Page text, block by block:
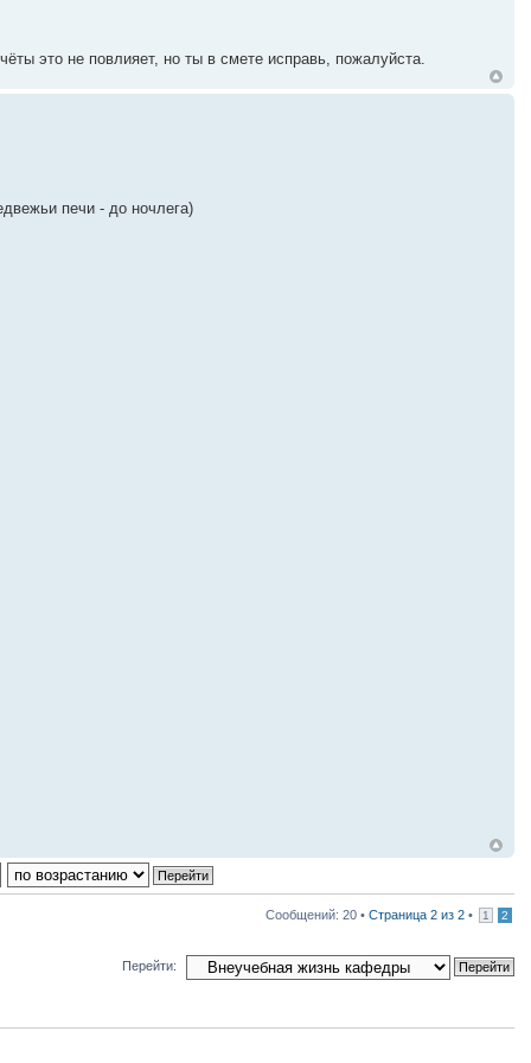
это не повлияет, но ты в смете исправь, пожалуйста.
печи - до ночлега)
Сообщений: 20 • Страница 2 из 2 • 1 2
Перейти: